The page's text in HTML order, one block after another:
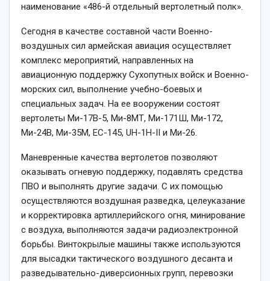
наименование «486-й отдельный вертолетный полк».
Сегодня в качестве составной части Военно-
воздушных сил армейская авиация осуществляет
комплекс мероприятий, направленных на
авиационную поддержку Сухопутных войск и Военно-
морских сил, выполнение учебно-боевых и
специальных задач. На ее вооружении состоят
вертолеты Ми-17В-5, Ми-8МТ, Ми-171Ш, Ми-172,
Ми-24В, Ми-35М, EC-145, UH-1H-II и Ми-26.
Маневренные качества вертолетов позволяют
оказывать огневую поддержку, подавлять средства
ПВО и выполнять другие задачи. С их помощью
осуществляются воздушная разведка, целеуказание
и корректировка артиллерийского огня, минирование
с воздуха, выполняются задачи радиоэлектронной
борьбы. Винтокрылые машины также используются
для высадки тактического воздушного десанта и
разведывательно-диверсионных групп, перевозки